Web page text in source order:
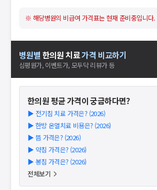
※ 해당병원의 비급여 가격표는 현재 준비중입니다.
병원별 한의원치료가격 비교하기
심평원가, 이벤트가, 모두닥 리뷰가 등
한의원평균 가격이 궁금하다면?
▶ 전기침 치료 가격은? (2026)
▶ 한방 온열치료 비용은? (2026)
▶ 뜸 가격은? (2026)
▶ 약침 가격은? (2026)
▶ 봉침 가격은? (2026)
전체보기